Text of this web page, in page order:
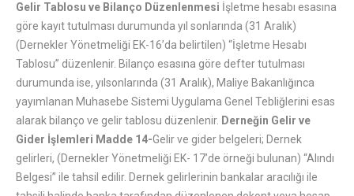
Gelir Tablosu ve Bilanço Düzenlenmesi İşletme hesabı esasına
göre kayıt tutulması durumunda yıl sonlarında (31 Aralık)
(Dernekler Yönetmeliği EK-16’da belirtilen) “İşletme Hesabı
Tablosu” düzenlenir. Bilanço esasına göre defter tutulması
durumunda ise, yılsonlarında (31 Aralık), Maliye Bakanlığınca
yayımlanan Muhasebe Sistemi Uygulama Genel Tebliğlerini esas
alarak bilanço ve gelir tablosu düzenlenir. Derneğin Gelir ve
Gider İşlemleri Madde 14-Gelir ve gider belgeleri; Dernek
gelirleri, (Dernekler Yönetmeliği EK- 17’de örneği bulunan) “Alındı
Belgesi” ile tahsil edilir. Dernek gelirlerinin bankalar aracılığı ile